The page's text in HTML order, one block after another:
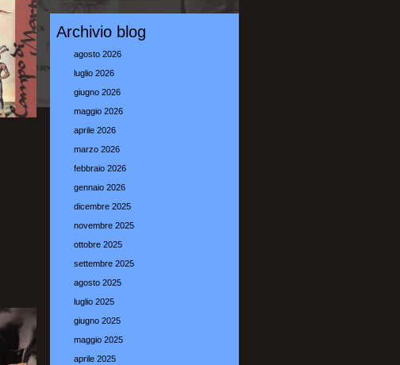
Archivio blog
agosto 2026
luglio 2026
giugno 2026
maggio 2026
aprile 2026
marzo 2026
febbraio 2026
gennaio 2026
dicembre 2025
novembre 2025
ottobre 2025
settembre 2025
agosto 2025
luglio 2025
giugno 2025
maggio 2025
aprile 2025